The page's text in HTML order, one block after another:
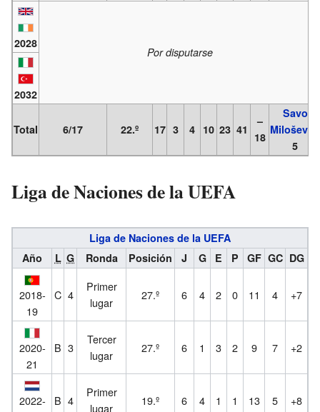
2028
Por disputarse
2032
Total 6/17 22.º 17 3 4 10 23 41
–
18
Savo
Milošević
5
Liga de Naciones de la UEFA
Liga de Naciones de la UEFA
Año
L G Ronda Posición J G E P GF GC DG
2018-
19
C 4
Primer
lugar
27.º 6 4 2 0 11 4 +7
2020-
21
B 3
Tercer
lugar
27.º 6 1 3 2 9 7 +2
2022-
B 4
Primer
lugar
19.º 6 4 1 1 13 5 +8